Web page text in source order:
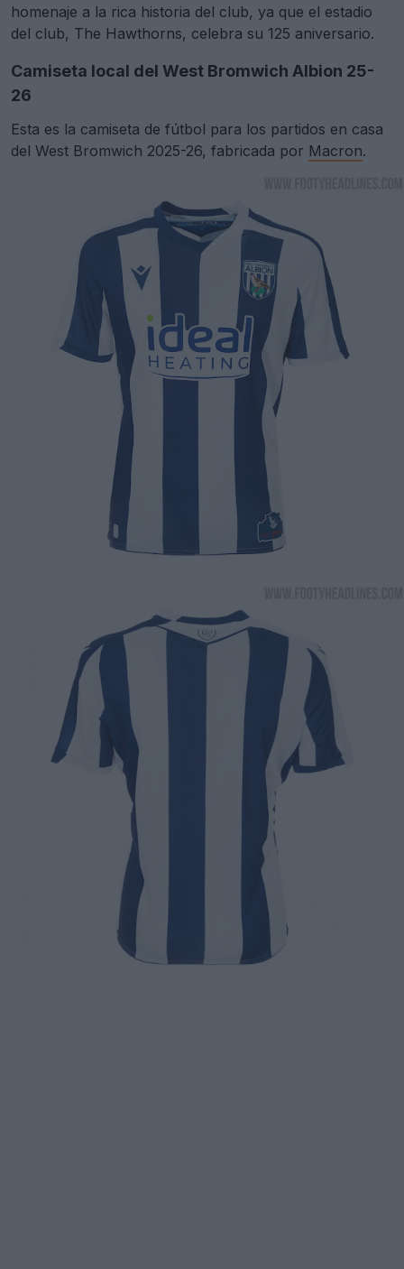
homenaje a la rica historia del club, ya que el estadio
del club, The Hawthorns, celebra su 125 aniversario.
Camiseta local del West Bromwich Albion 25-
26
Esta es la camiseta de fútbol para los partidos en casa
del West Bromwich 2025-26, fabricada por Macron.